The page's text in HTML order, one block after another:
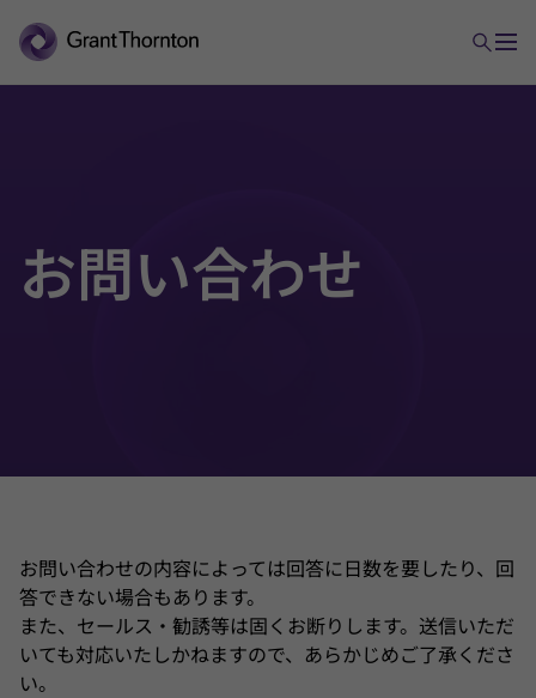
お問い合わせ
お問い合わせの内容によっては回答に日数を要したり、回
答できない場合もあります。
また、セールス・勧誘等は固くお断りします。送信いただ
いても対応いたしかねますので、あらかじめご了承くださ
い。